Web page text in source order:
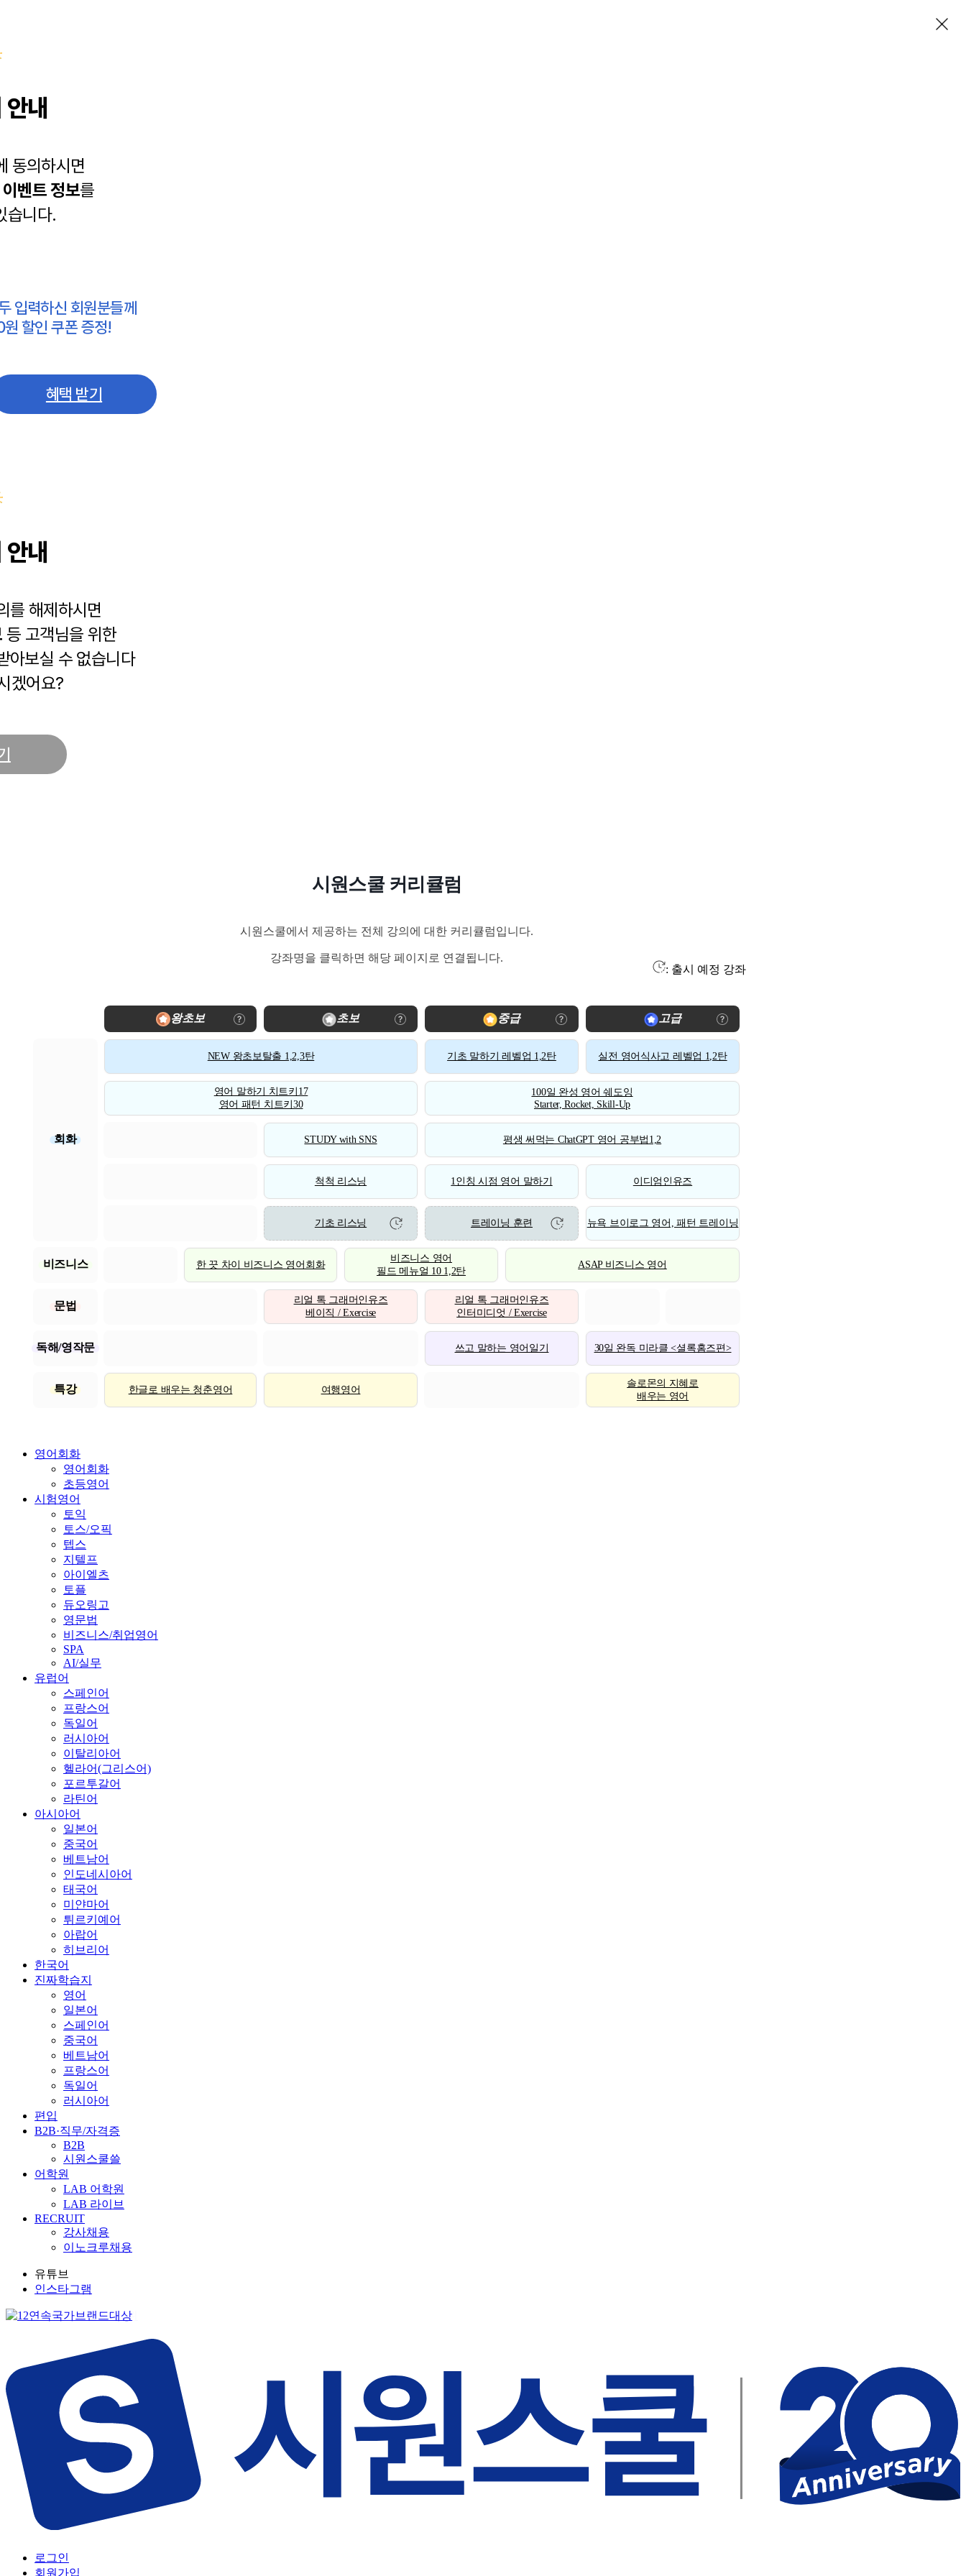
내
동의하시면
이벤트 정보를
습니다.
입력하신 회원분들께
할인 쿠폰 증정!
혜택 받기
내
를 해제하시면
등 고객님을 위한
아보실 수 없습니다
겠어요?
시원스쿨 커리큘럼
시원스쿨에서 제공하는 전체 강의에 대한 커리큘럼입니다.
강좌명을 클릭하면 해당 페이지로 연결됩니다.
: 출시 예정 강좌
왕초보 초보 중급 고급
회화
NEW 왕초보탈출 1,2,3탄 기초 말하기 레벨업 1,2탄 실전 영어식사고 레벨업 1,2탄
영어 말하기 치트키17
영어 패턴 치트키30
100일 완성 영어 쉐도잉
Starter, Rocket, Skill-Up
STUDY with SNS 평생 써먹는 ChatGPT 영어 공부법1,2
척척 리스닝 1인칭 시점 영어 말하기 이디엄인유즈
기초 리스닝 트레이닝 훈련 뉴욕 브이로그 영어, 패턴 트레이닝
비즈니스 한 끗 차이 비즈니스 영어회화
비즈니스 영어
필드 메뉴얼 10 1,2탄
ASAP 비즈니스 영어
문법
리얼 톡 그래머인유즈
베이직 / Exercise
리얼 톡 그래머인유즈
인터미디엇 / Exercise
독해/영작문 쓰고 말하는 영어일기 30일 완독 미라클 <셜록홈즈편>
특강 한글로 배우는 청춘영어 여행영어
솔로몬의 지혜로
배우는 영어
영어회화
영어회화
초등영어
시험영어
토익
토스/오픽
텝스
지텔프
아이엘츠
토플
듀오링고
영문법
비즈니스/취업영어
SPA
AI/실무
유럽어
스페인어
프랑스어
독일어
러시아어
이탈리아어
헬라어(그리스어)
포르투갈어
라틴어
아시아어
일본어
중국어
베트남어
인도네시아어
태국어
미얀마어
튀르키예어
아랍어
히브리어
한국어
진짜학습지
영어
일본어
스페인어
중국어
베트남어
프랑스어
독일어
러시아어
편입
B2B·직무/자격증
B2B
시원스쿨쓸
어학원
LAB 어학원
LAB 라이브
RECRUIT
강사채용
이노크루채용
유튜브
인스타그램
로그인
회원가입